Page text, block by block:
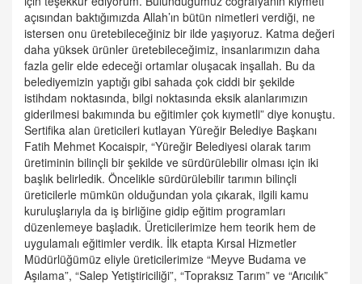
açısından baktığımızda Allah’ın bütün nimetleri verdiği, ne
istersen onu üretebileceğiniz bir ilde yaşıyoruz. Katma değeri
daha yüksek ürünler üretebileceğimiz, insanlarımızın daha
fazla gelir elde edeceği ortamlar oluşacak inşallah. Bu da
belediyemizin yaptığı gibi sahada çok ciddi bir şekilde
istihdam noktasında, bilgi noktasında eksik alanlarımızın
giderilmesi bakımında bu eğitimler çok kıymetli” diye konuştu.
Sertifika alan üreticileri kutlayan Yüreğir Belediye Başkanı
Fatih Mehmet Kocaispir, “Yüreğir Belediyesi olarak tarım
üretiminin bilinçli bir şekilde ve sürdürülebilir olması için iki
başlık belirledik. Öncelikle sürdürülebilir tarımın bilinçli
üreticilerle mümkün olduğundan yola çıkarak, ilgili kamu
kuruluşlarıyla da iş birliğine gidip eğitim programları
düzenlemeye başladık. Üreticilerimize hem teorik hem de
uygulamalı eğitimler verdik. İlk etapta Kırsal Hizmetler
Müdürlüğümüz eliyle üreticilerimize “Meyve Budama ve
Aşılama”, “Salep Yetiştiriciliği”, “Topraksız Tarım” ve “Arıcılık”